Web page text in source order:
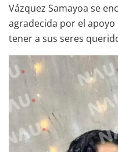
Vázquez Samayoa se
agradecida por el
tener a sus seres